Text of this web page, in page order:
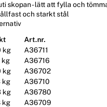
skopan - lätt att fylla och
och starkt stål
Art.nr.
kg
A36711
kg
A36716
kg
A36702
kg
A36710
kg
A36780
kg
A36709